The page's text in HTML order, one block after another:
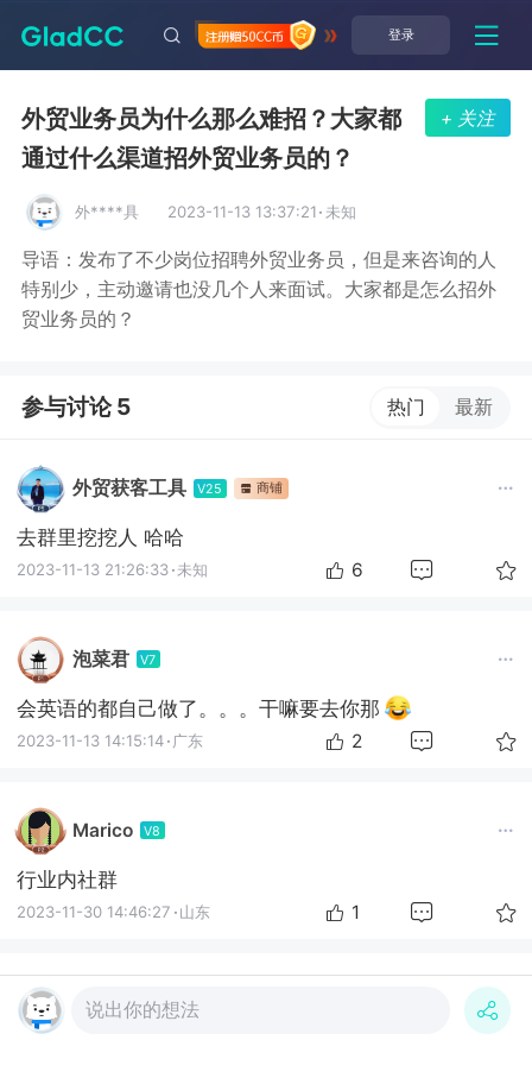
登录
外贸业务员为什么那么难招？大家都
通过什么渠道招外贸业务员的？
+ 关注
外****具 2023-11-13 13:37:21·未知
导语：发布了不少岗位招聘外贸业务员，但是来咨询的人
特别少，主动邀请也没几个人来面试。大家都是怎么招外
贸业务员的？
参与讨论 5 热门 最新
外贸获客工具 V25 商铺
去群里挖挖人 哈哈
2023-11-13 21:26:33·未知 6
泡菜君 V7
会英语的都自己做了。。。干嘛要去你那
2023-11-13 14:15:14·广东 2
Marico V8
行业内社群
2023-11-30 14:46:27 ·山东 1
外贸金牌管家 V6
说出你的想法